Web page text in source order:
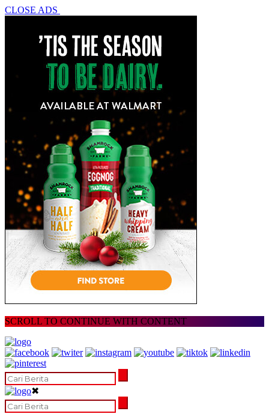
CLOSE ADS
SCROLL TO CONTINUE WITH CONTENT
✖